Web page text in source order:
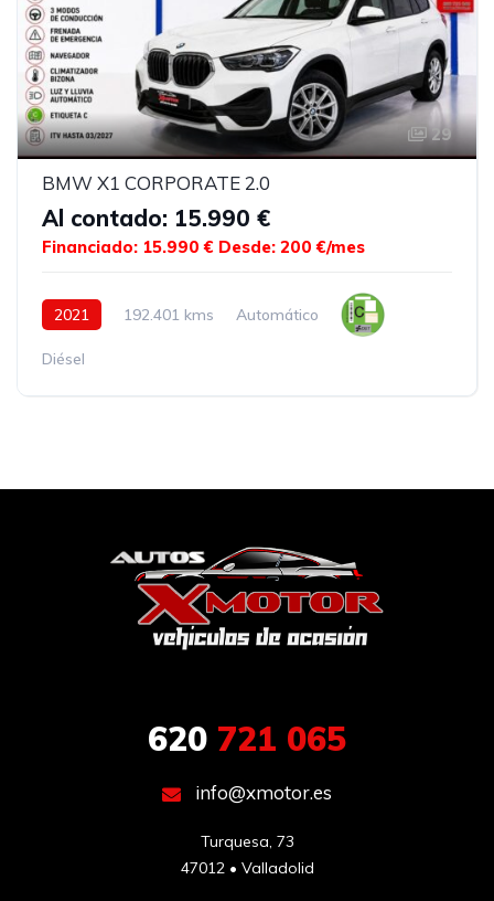
29
BMW X1 CORPORATE 2.0
Al contado: 15.990 €
Financiado: 15.990 € Desde: 200 €/mes
2021 192.401 kms Automático
Diésel
620 721 065
info@xmotor.es
Turquesa, 73
47012 • Valladolid